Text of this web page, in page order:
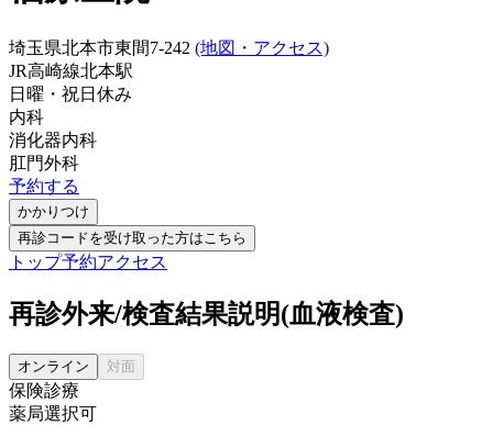
埼玉県北本市東間7-242 (地図・アクセス)
JR高崎線北本駅
日曜・祝日 休み
内科
消化器内科
肛門外科
予約する
かかりつけ
再診コードを受け取った方はこちら
トップ予約アクセス
再診外来/検査結果説明(血液検査)
オンライン 対面
保険診療
薬局選択可